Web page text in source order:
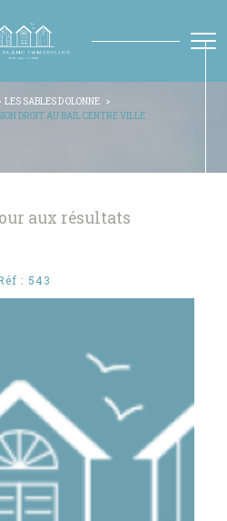
LES SABLES D OLONNE
DROIT AU BAIL CENTRE VILLE
aux résultats
: 543